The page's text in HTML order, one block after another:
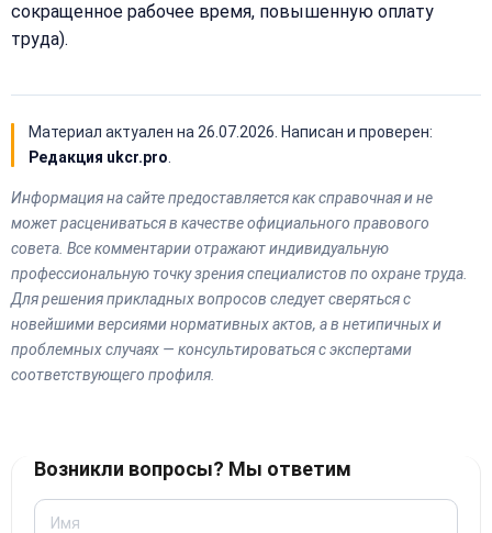
сокращенное рабочее время, повышенную оплату
труда).
Материал актуален на 26.07.2026 . Написан и проверен:
Редакция ukcr.pro
Информация на сайте предоставляется как справочная и не
может расцениваться в качестве официального правового
совета. Все комментарии отражают индивидуальную
профессиональную точку зрения специалистов по охране труда.
Для решения прикладных вопросов следует сверяться с
новейшими версиями нормативных актов, а в нетипичных и
проблемных случаях — консультироваться с экспертами
соответствующего профиля.
Возникли вопросы? Мы ответим